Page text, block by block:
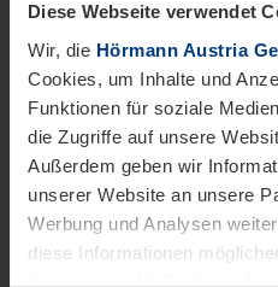
Diese Webseite verwendet
Wir, die Hörmann Austria
Cookies, um Inhalte und
Funktionen für soziale
die Zugriffe auf unsere
Außerdem geben wir
unserer Website an unsere
Werbung und Analysen
diese Informationen
zusammen, die Sie ihnen